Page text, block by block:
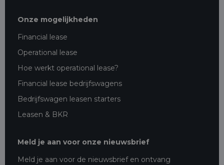
Onze mogelijkheden
Financial lease
Operational lease
Hoe werkt operational lease?
Financial lease bedrijfswagens
Bedrijfswagen leasen starters
Leasen & BKR
Meld je aan voor onze nieuwsbrief
Meld je aan voor de nieuwsbrief en ontvang